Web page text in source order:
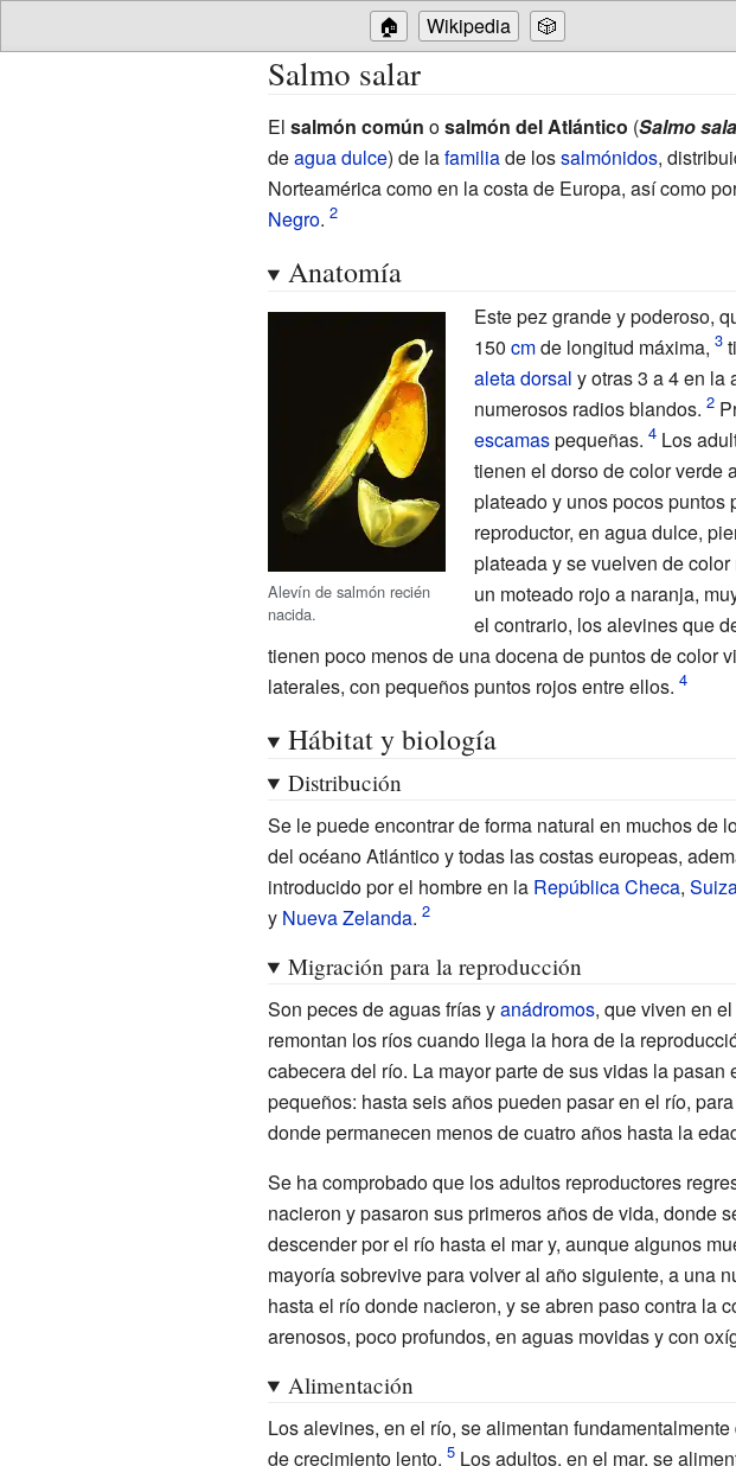
🏠 Wikipedia 🎲
Salmo salar
El salmón común osalmón del Atlántico (Salmo
deagua dulce) de lafamiliade lossalmónidos,
Norteamérica como en la costa de Europa, así como
Negro.
Anatomía
Alevín de salmón recién
nacida.
Este pez grande y poderoso,
150 cmde longitud máxima,
aleta dorsal y otras 3 a 4 en la
numerosos radios blandos.
escamaspequeñas.
Los
tienen el dorso de color verde
plateado y unos pocos puntos
reproductor, en agua dulce,
plateada y se vuelven de
un moteado rojo a naranja,
el contrario, los alevines que
tienen poco menos de una docena de puntos de color
laterales, con pequeños puntos rojos entre ellos.
Hábitat y biología
Distribución
Se le puede encontrar de forma natural en muchos de
del océano Atlántico y todas las costas europeas,
introducido por el hombre en la República Checa,
y Nueva Zelanda.
Migración para la reproducción
Son peces de aguas frías yanádromos, que viven en
remontan los ríos cuando llega la hora de la
cabecera del río. La mayor parte de sus vidas la pasan
pequeños: hasta seis años pueden pasar en el río,
donde permanecen menos de cuatro años hasta la
Se ha comprobado que los adultos reproductores
nacieron y pasaron sus primeros años de vida, donde
descender por el río hasta el mar y, aunque algunos
mayoría sobrevive para volver al año siguiente, a una
hasta el río donde nacieron, y se abren paso contra la
arenosos, poco profundos, en aguas movidas y con
Alimentación
Los alevines, en el río, se alimentan fundamentalmente
de crecimiento lento. Los adultos, en el mar, se